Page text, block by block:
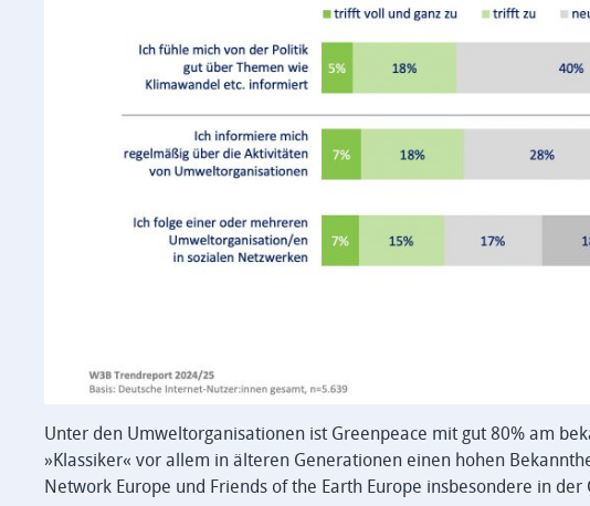
Unter den Umweltorganisationen ist Greenpeace mit gut 80% am
»Klassiker« vor allem in älteren Generationen einen hohen
Network Europe und Friends of the Earth Europe insbesondere in der